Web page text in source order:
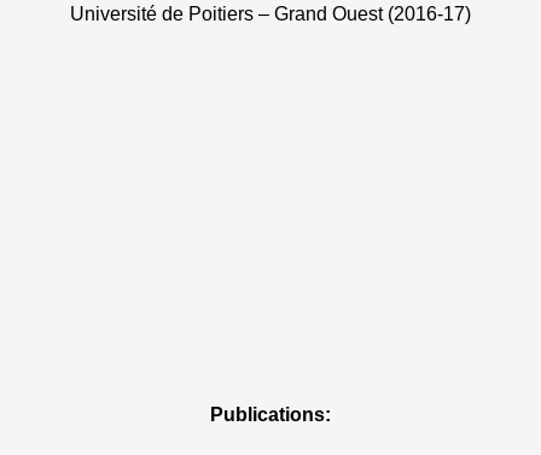
Université de Poitiers – Grand Ouest (2016-17)
Publications: